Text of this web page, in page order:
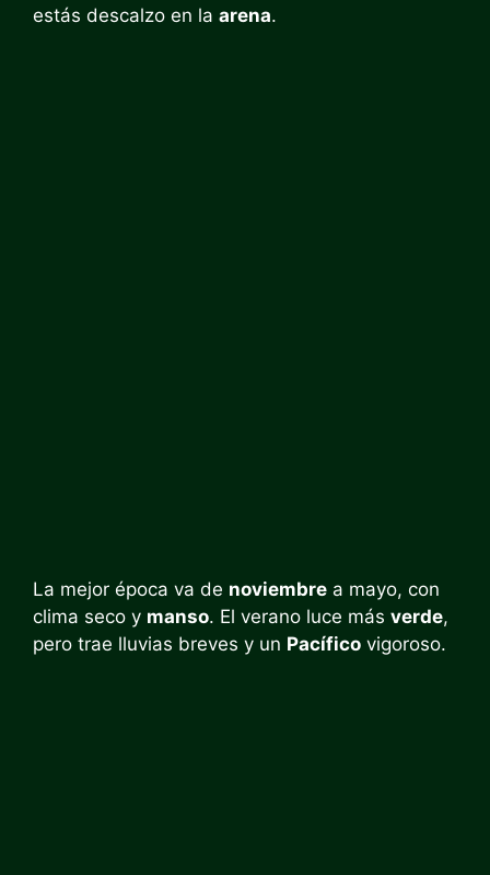
estás descalzo en la arena.
La mejor época va de noviembre a mayo, con
clima seco y manso. El verano luce más verde,
pero trae lluvias breves y un Pacífico vigoroso.